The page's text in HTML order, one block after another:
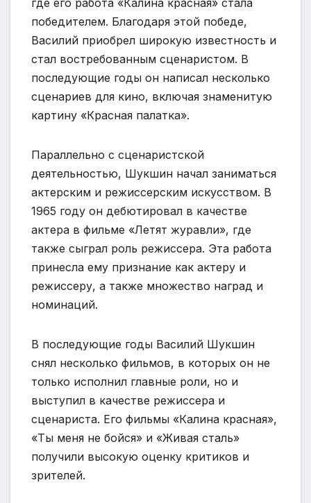
победителем. Благодаря этой победе,
Василий приобрел широкую известность и
стал востребованным сценаристом. В
последующие годы он написал несколько
сценариев для кино, включая знаменитую
картину «Красная палатка».
Параллельно с сценаристской
деятельностью, Шукшин начал заниматься
актерским и режиссерским искусством. В
1965 году он дебютировал в качестве
актера в фильме «Летят журавли», где
также сыграл роль режиссера. Эта работа
принесла ему признание как актеру и
режиссеру, а также множество наград и
номинаций.
В последующие годы Василий Шукшин
снял несколько фильмов, в которых он не
только исполнил главные роли, но и
выступил в качестве режиссера и
сценариста. Его фильмы «Калина красная»,
«Ты меня не бойся» и «Живая сталь»
получили высокую оценку критиков и
зрителей.